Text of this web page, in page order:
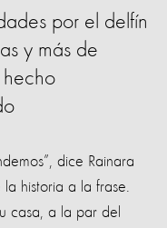
por el delfín
y más de
dice Rainara
historia a la frase.
casa, a la par del